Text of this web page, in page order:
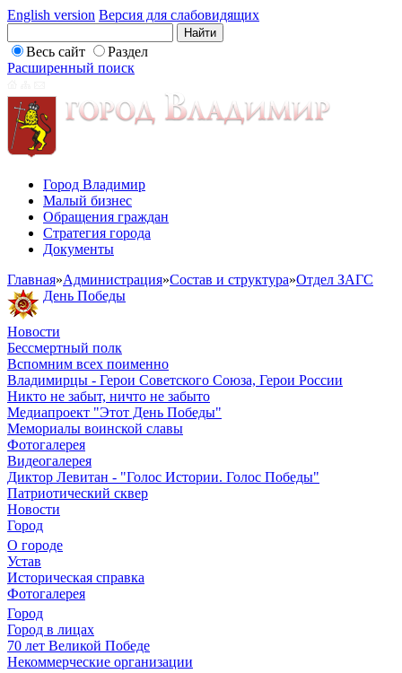
English version Версия для слабовидящих
Весь сайт
Раздел
Расширенный поиск
Город Владимир
Малый бизнес
Обращения граждан
Стратегия города
Документы
Главная»Администрация»Состав и структура»Отдел ЗАГС
День Победы
Новости
Бессмертный полк
Вспомним всех поименно
Владимирцы - Герои Советского Союза, Герои России
Никто не забыт, ничто не забыто
Медиапроект "Этот День Победы"
Мемориалы воинской славы
Фотогалерея
Видеогалерея
Диктор Левитан - "Голос Истории. Голос Победы"
Патриотический сквер
Новости
Город
О городе
Устав
Историческая справка
Фотогалерея
Город
Город в лицах
70 лет Великой Победе
Некоммерческие организации